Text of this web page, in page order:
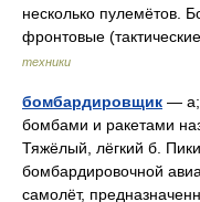
несколько пулемётов.
фронтовые
техники
бомбардировщик — а;
бомбами и ракетами
Тяжёлый, лёгкий б.
бомбардировочной
самолёт,